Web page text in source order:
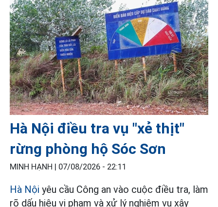
Hà Nội điều tra vụ "xẻ thịt"
rừng phòng hộ Sóc Sơn
MINH HẠNH | 07/08/2026 - 22:11
Hà Nội yêu cầu Công an vào cuộc điều tra, làm
rõ dấu hiệu vi phạm và xử lý nghiêm vụ xây